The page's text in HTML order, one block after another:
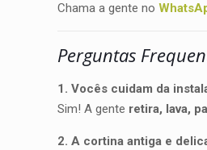
Chama a gente no
Perguntas
1. Vocês cuidam da
Sim! A gente retira, lava,
2. A cortina antiga e